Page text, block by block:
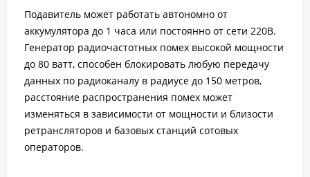
Подавитель может работать автономно от
аккумулятора до 1 часа или постоянно от сети 220В.
Генератор радиочастотных помех высокой мощности
до 80 ватт, способен блокировать любую передачу
данных по радиоканалу в радиусе до 150 метров,
расстояние распространения помех может
изменяться в зависимости от мощности и близости
ретрансляторов и базовых станций сотовых
операторов.